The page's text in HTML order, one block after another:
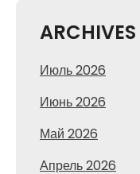
ARCHIVES
Июль 2026
Июнь 2026
Май 2026
Апрель 2026